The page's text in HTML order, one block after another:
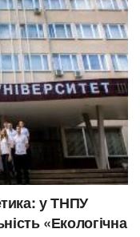
у ТНПУ
«Екологічна